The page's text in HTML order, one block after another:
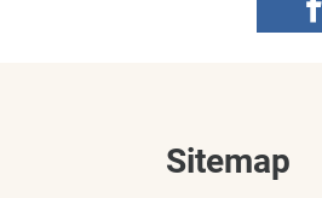
Sitemap